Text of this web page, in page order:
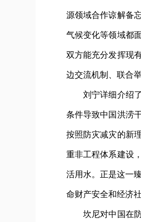
源领域合作谅解备
气候变化等领域都
双方能充分发挥现
边交流机制、联合
刘宁详细介绍了
条件导致中国洪涝
按照防灾减灾的新
重非工程体系建设
活用水。正是这一
命财产安全和经济
坎尼对中国在防